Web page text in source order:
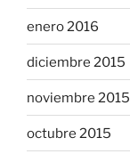
enero 2016
diciembre 2015
noviembre 2015
octubre 2015